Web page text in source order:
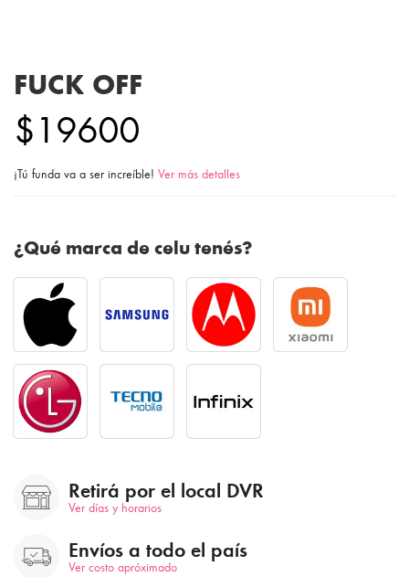
FUCK OFF
$19600
¡Tú funda va a ser increíble! Ver más detalles
¿Qué marca de celu tenés?
Retirá por el local DVR
Ver días y horarios
Envíos a todo el país
Ver costo apróximado